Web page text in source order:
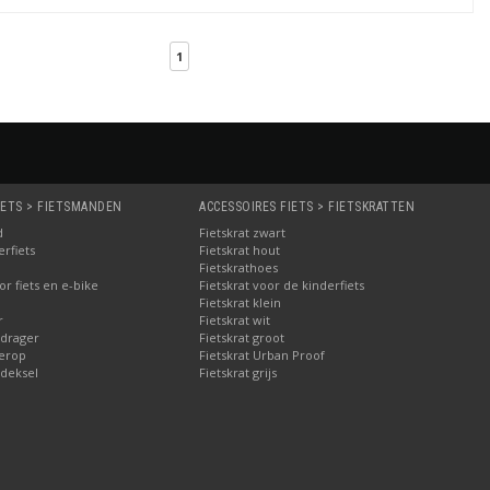
1
> FIETSMANDEN
fiets en e-bike
ACCESSOIRES FIETS > FIETSKRATTEN
Fietskrat zwart
Fietskrat hout
Fietskrathoes
Fietskrat voor de kinderfiets
Fietskrat klein
Fietskrat wit
Fietskrat groot
Fietskrat Urban Proof
Fietskrat grijs